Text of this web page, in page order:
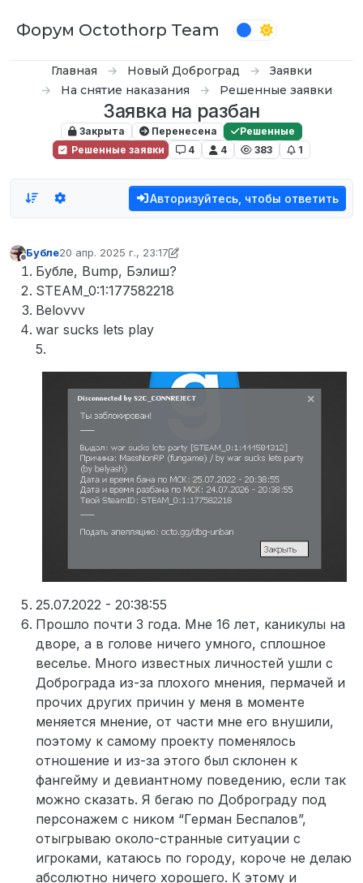
Форум Octothorp Team
Главная Новый Доброград
Заявки
На снятие наказания
Решенные заявки
Заявка на разбан
Закрыта Перенесена
Решенные
Решенные заявки
4 4 383 1
Авторизуйтесь, чтобы ответить
Не в сети
Бубле20 апр. 2025 г., 23:17
отредактировано D0n Bar0n
Бубле, Bump, Бэлиш?
STEAM_0:1:177582218
Belovvv
war sucks lets play
5.
25.07.2022 - 20:38:55
Прошло почти 3 года. Мне 16 лет, каникулы на
дворе, а в голове ничего умного, сплошное
веселье. Много известных личностей ушли с
Доброграда из-за плохого мнения, пермачей и
прочих других причин у меня в моменте
меняется мнение, от части мне его внушили,
поэтому к самому проекту поменялось
отношение и из-за этого был склонен к
фангейму и девиантному поведению, если так
можно сказать. Я бегаю по Доброграду под
персонажем с ником “Герман Беспалов”,
отыгрываю около-странные ситуации с
игроками, катаюсь по городу, короче не делаю
абсолютно ничего хорошего. К этому и